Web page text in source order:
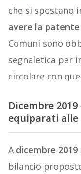
che si spostano
avere la
Comuni sono
segnaletica per
circolare con
Dicembre
equiparati
A dicembre 2019
bilancio